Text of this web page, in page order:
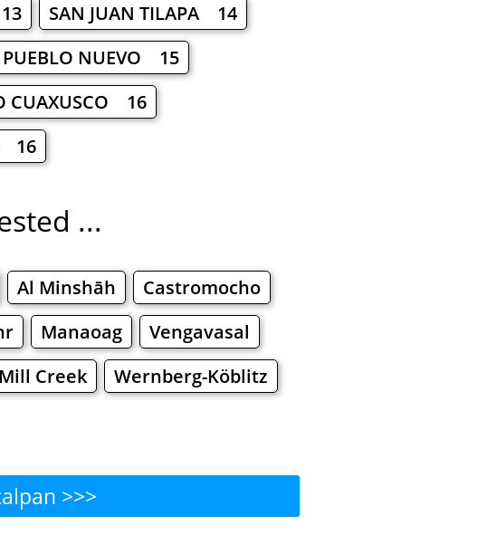
SAN JUAN TILAPA 14
PUEBLO NUEVO 15
CUAXUSCO 16
16
...
Al Minshāh
Castromocho
Manaoag
Vengavasal
Mill Creek
Wernberg-Köblitz
>>>